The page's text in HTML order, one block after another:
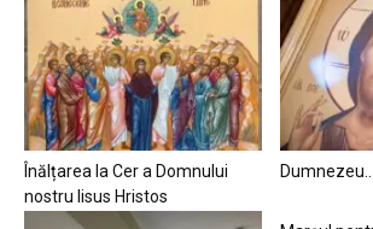
Înălțarea la Cer a Domnului
nostru Iisus Hristos
Dumnezeu…